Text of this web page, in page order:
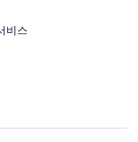
비스